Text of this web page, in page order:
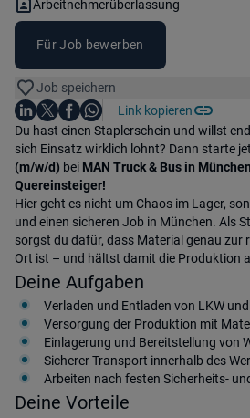
Vertragsart:
Arbeitnehmerüberlassung
Für Job bewerben
Job speichern
Teile diesen Job
Auf LinkedIn teilen
Auf X teilen
Auf Facebook teilen
Auf WhatsApp teilen
Link kopieren
Einleitung
Du hast einen Staplerschein und willst
sich Einsatz wirklich lohnt? Dann starte
(m/w/d) bei MAN Truck & Bus in
Quereinsteiger!
Hier geht es nicht um Chaos im Lager,
und einen sicheren Job in München. Als
sorgst du dafür, dass Material genau zur
Ort ist – und hältst damit die Produktion
Deine Aufgaben
Verladen und Entladen von LKW
Versorgung der Produktion mit
Einlagerung und Bereitstellung von
Sicherer Transport innerhalb des
Arbeiten nach festen Sicherheits-
Deine Vorteile